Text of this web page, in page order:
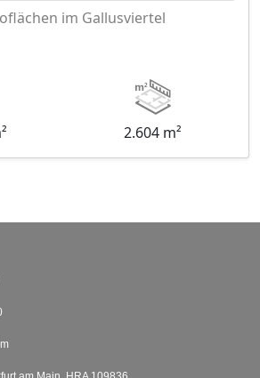
im Gallusviertel
2.604 m²